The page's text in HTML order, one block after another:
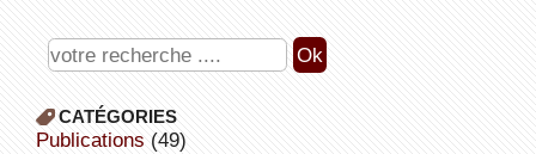
CATÉGORIES
publications (49)